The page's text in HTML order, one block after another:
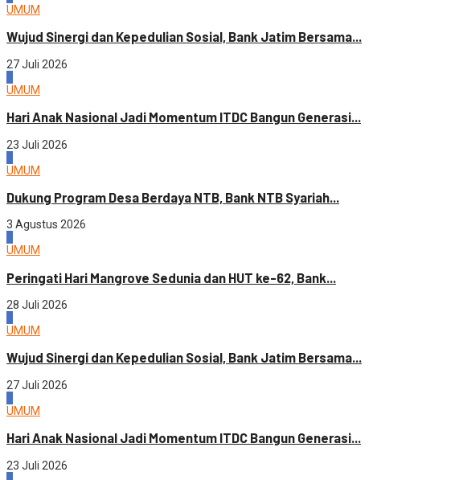
UMUM
Wujud Sinergi dan Kepedulian Sosial, Bank Jatim Bersama...
27 Juli 2026
UMUM
Hari Anak Nasional Jadi Momentum ITDC Bangun Generasi...
23 Juli 2026
UMUM
Dukung Program Desa Berdaya NTB, Bank NTB Syariah...
3 Agustus 2026
UMUM
Peringati Hari Mangrove Sedunia dan HUT ke-62, Bank...
28 Juli 2026
UMUM
Wujud Sinergi dan Kepedulian Sosial, Bank Jatim Bersama...
27 Juli 2026
UMUM
Hari Anak Nasional Jadi Momentum ITDC Bangun Generasi...
23 Juli 2026